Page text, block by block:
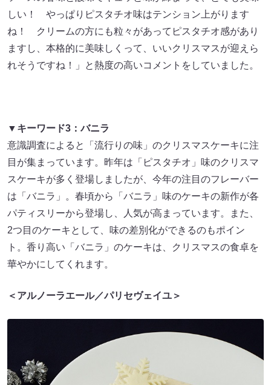
しい！ やっぱりピスタチオ味はテンション上がります
ね！ クリームの方にも粒々があってピスタチオ感があり
ますし、本格的に美味しくって、いいクリスマスが迎えら
れそうですね！」と熱度の高いコメントをしていました。
▼キーワード3：バニラ
意識調査によると「流行りの味」のクリスマスケーキに注
目が集まっています。昨年は「ピスタチオ」味のクリスマ
スケーキが多く登場しましたが、今年の注目のフレーバー
は「バニラ」。春頃から「バニラ」味のケーキの新作が各
パティスリーから登場し、人気が高まっています。また、
2つ目のケーキとして、味の差別化ができるのもポイン
ト。香り高い「バニラ」のケーキは、クリスマスの食卓を
華やかにしてくれます。
＜アルノーラエール／パリセヴェイユ＞